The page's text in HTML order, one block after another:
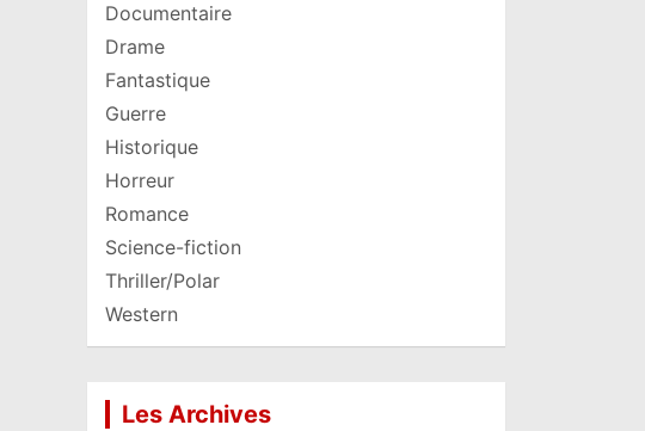
Documentaire
Drame
Fantastique
Guerre
Historique
Horreur
Romance
Science-fiction
Thriller/Polar
Western
Les Archives